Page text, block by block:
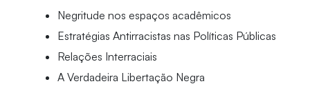
Negritude nos espaços acadêmicos
Estratégias Antirracistas nas Políticas Públicas
Relações Interraciais
A Verdadeira Libertação Negra